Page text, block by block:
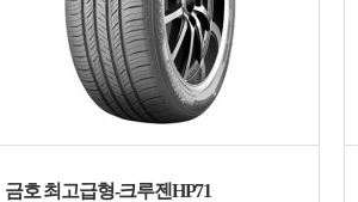
금호 최고급형-크루젠HP71